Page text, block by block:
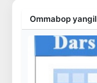
Ommabop